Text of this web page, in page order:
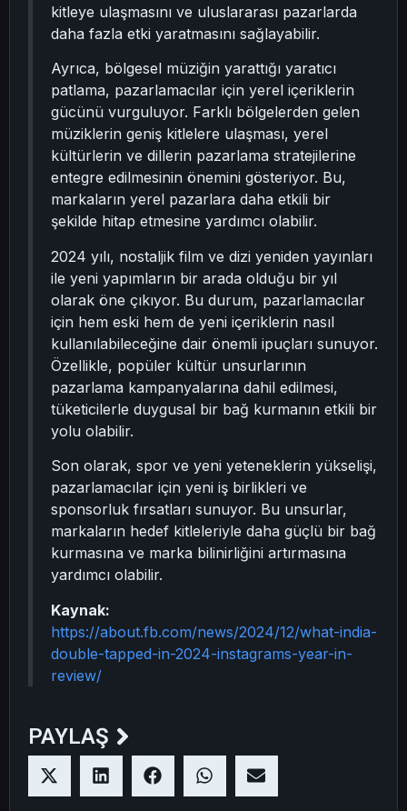
kitleye ulaşmasını ve uluslararası pazarlarda
daha fazla etki yaratmasını sağlayabilir.
Ayrıca, bölgesel müziğin yarattığı yaratıcı
patlama, pazarlamacılar için yerel içeriklerin
gücünü vurguluyor. Farklı bölgelerden gelen
müziklerin geniş kitlelere ulaşması, yerel
kültürlerin ve dillerin pazarlama stratejilerine
entegre edilmesinin önemini gösteriyor. Bu,
markaların yerel pazarlara daha etkili bir
şekilde hitap etmesine yardımcı olabilir.
2024 yılı, nostaljik film ve dizi yeniden yayınları
ile yeni yapımların bir arada olduğu bir yıl
olarak öne çıkıyor. Bu durum, pazarlamacılar
için hem eski hem de yeni içeriklerin nasıl
kullanılabileceğine dair önemli ipuçları sunuyor.
Özellikle, popüler kültür unsurlarının
pazarlama kampanyalarına dahil edilmesi,
tüketicilerle duygusal bir bağ kurmanın etkili bir
yolu olabilir.
Son olarak, spor ve yeni yeteneklerin yükselişi,
pazarlamacılar için yeni iş birlikleri ve
sponsorluk fırsatları sunuyor. Bu unsurlar,
markaların hedef kitleleriyle daha güçlü bir bağ
kurmasına ve marka bilinirliğini artırmasına
yardımcı olabilir.
Kaynak:
https://about.fb.com/news/2024/12/what-india-
double-tapped-in-2024-instagrams-year-in-
review/
PAYLAŞ